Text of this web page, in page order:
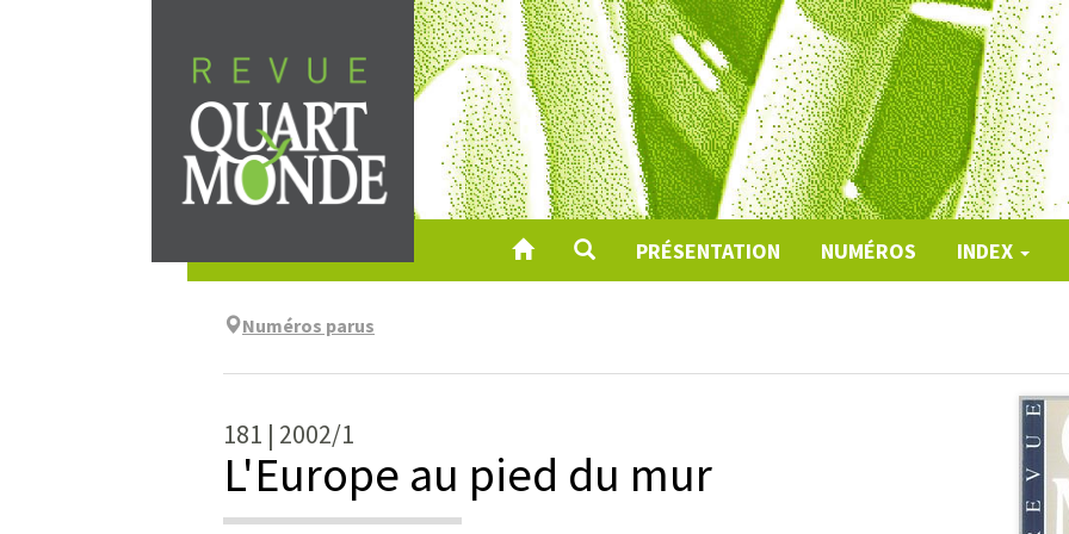
au
contenu
PRÉSENTATION NUMÉROS INDEX
Numéros parus
181 | 2002/1
L'Europe au pied du mur